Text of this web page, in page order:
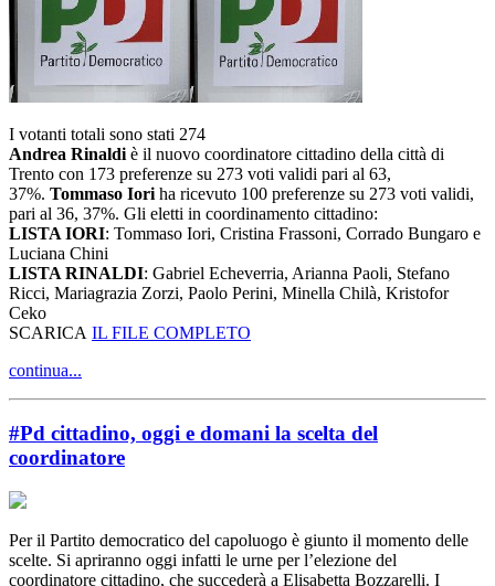
I votanti totali sono stati 274
Andrea Rinaldi è il nuovo coordinatore cittadino della città di
Trento con 173 preferenze su 273 voti validi pari al 63,
37%. Tommaso Iori ha ricevuto 100 preferenze su 273 voti validi,
pari al 36, 37%. Gli eletti in coordinamento cittadino:
LISTA IORI: Tommaso Iori, Cristina Frassoni, Corrado Bungaro e
Luciana Chini
LISTA RINALDI: Gabriel Echeverria, Arianna Paoli, Stefano
Ricci, Mariagrazia Zorzi, Paolo Perini, Minella Chilà, Kristofor
Ceko
SCARICA IL FILE COMPLETO
continua...
#Pd cittadino, oggi e domani la scelta del
coordinatore
Per il Partito democratico del capoluogo è giunto il momento delle
scelte. Si apriranno oggi infatti le urne per l’elezione del
coordinatore cittadino, che succederà a Elisabetta Bozzarelli. I